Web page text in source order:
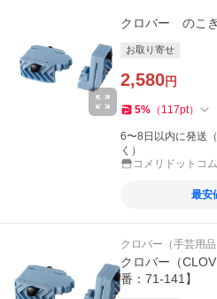
クロバー のこ
お取り寄せ
2,580円
5% （ 117pt）
6〜8日以内に発送
く）
コメリドットコム
最安
クロバー（手芸用品
クロバー（
番：71-141】